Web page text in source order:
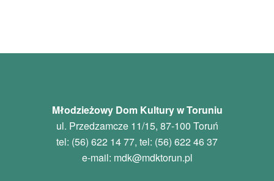
Młodzieżowy Dom Kultury w Toruniu
ul. Przedzamcze 11/15, 87-100 Toruń
tel: (56) 622 14 77, tel: (56) 622 46 37
e-mail: mdk@mdktorun.pl